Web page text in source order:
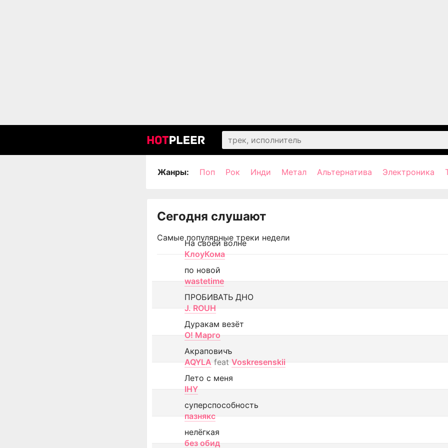
Жанры: Поп Рок Инди Метал Альтернатива Электроника
Сегодня слушают
Самые популярные треки недели
На своей волне
КлоуКома
по новой
wastetime
ПРОБИВАТЬ ДНО
J. ROUH
Дуракам везёт
О! Марго
Акраповичъ
AQYLA feat Voskresenskii
Лето с меня
IHY
суперспособность
пазнякс
нелёгкая
без обид